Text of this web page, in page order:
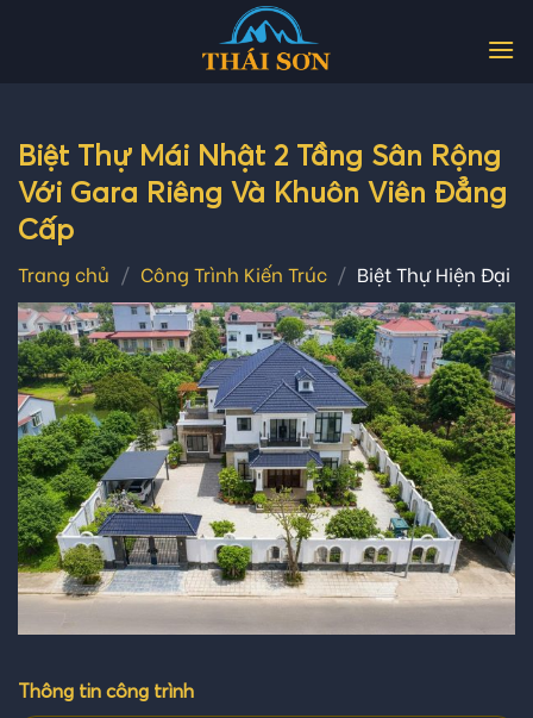
Biệt Thự Mái Nhật 2 Tầng Sân Rộng
Với Gara Riêng Và Khuôn Viên Đẳng
Cấp
Trang chủ / Công Trình Kiến Trúc / Biệt Thự Hiện Đại
Thông tin công trình